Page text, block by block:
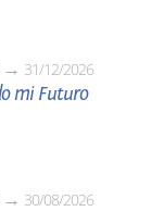
31/12/2026
mi Futuro
30/08/2026